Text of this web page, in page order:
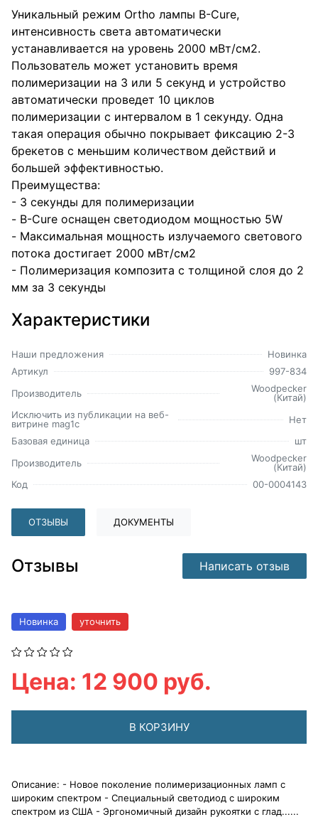
Уникальный режим Ortho лампы B-Cure,
интенсивность света автоматически
устанавливается на уровень 2000 мВт/см2.
Пользователь может установить время
полимеризации на 3 или 5 секунд и устройство
автоматически проведет 10 циклов
полимеризации с интервалом в 1 секунду. Одна
такая операция обычно покрывает фиксацию 2-3
брекетов с меньшим количеством действий и
большей эффективностью.
Преимущества:
- 3 секунды для полимеризации
- B-Cure оснащен светодиодом мощностью 5W
- Максимальная мощность излучаемого светового
потока достигает 2000 мВт/см2
- Полимеризация композита с толщиной слоя до 2
мм за 3 секунды
Характеристики
Наши предложения
Новинка
Артикул
997-834
Производитель
Woodpecker
(Китай)
Исключить из публикации на веб-
витрине mag1c
Нет
Базовая единица
шт
Производитель
Woodpecker
(Китай)
Код
00-0004143
ОТЗЫВЫ ДОКУМЕНТЫ
Отзывы Написать отзыв
Новинка уточнить
Цена: 12 900 руб.
В КОРЗИНУ
Описание: - Новое поколение полимеризационных ламп с
широким спектром - Специальный светодиод с широким
спектром из США - Эргономичный дизайн рукоятки с глад......